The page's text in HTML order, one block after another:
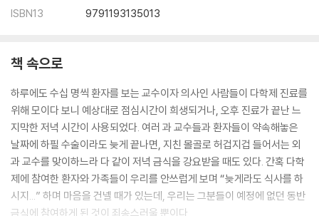
ISBN13
9791193135013
책 속으로
하루에도 수십 명씩 환자를 보는 교수이자 의사인 사람들이 다학제 진료를
위해 모이다 보니 예상대로 점심시간이 희생되거나, 오후 진료가 끝난 느
지막한 저녁 시간이 사용되었다. 여러 과 교수들과 환자들이 약속해놓은
날짜에 하필 수술이라도 늦게 끝나면, 지친 몰골로 허겁지겁 들어서는 외
과 교수를 맞이하느라 다 같이 저녁 금식을 강요받을 때도 있다. 간혹 다학
제에 참여한 환자와 가족들이 우리를 안쓰럽게 보며 “늦게라도 식사를 하
시지...” 하며 마음을 건넬 때가 있는데, 우리는 그분들이 예정에 없던 동반
금식에 참여하게 된 것이 죄송스러울 뿐이다.